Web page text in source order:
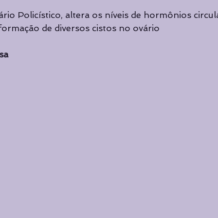
Cursos de Yoga Cursos de Yoga Curadoria
Destaque principal
Policístico, altera os níveis de hormônios
de diversos cistos no ovário